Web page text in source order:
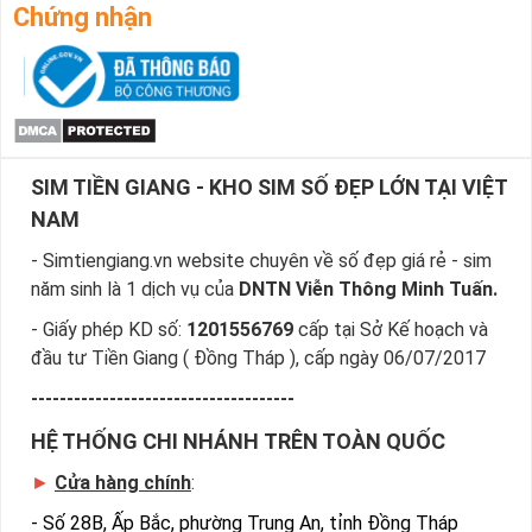
Chứng nhận
SIM TIỀN GIANG - KHO SIM SỐ ĐẸP LỚN TẠI VIỆT
NAM
- Simtiengiang.vn website chuyên về số đẹp giá rẻ - sim
năm sinh là 1 dịch vụ của DNTN Viễn Thông Minh Tuấn.
- Giấy phép KD số: 1201556769 cấp tại Sở Kế hoạch và
đầu tư Tiền Giang ( Đồng Tháp ), cấp ngày 06/07/2017
-------------------------------------
HỆ THỐNG CHI NHÁNH TRÊN TOÀN QUỐC
► Cửa hàng chính:
- Số 28B, Ấp Bắc, phường Trung An, tỉnh Đồng Tháp